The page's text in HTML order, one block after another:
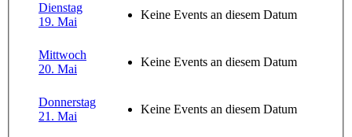
Dienstag
19. Mai
Keine Events an diesem Datum
Mittwoch
20. Mai
Keine Events an diesem Datum
Donnerstag
21. Mai
Keine Events an diesem Datum